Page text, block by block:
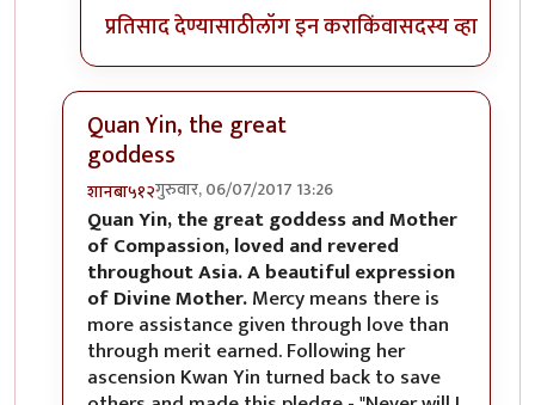
प्रतिसाद देण्यासाठीलॉग इन कराकिंवासदस्य व्हा
Quan Yin, the great
goddess
शानबा५१२गुरुवार, 06/07/2017 13:26
In reply toरेकाई काय क्युट दिसतेय हो,byअभ्या..
Quan Yin, the great goddess and Mother
of Compassion, loved and revered
throughout Asia. A beautiful expression
of Divine Mother.Mercy means there is
more assistance given through love than
through merit earned. Following her
ascension Kwan Yin turned back to save